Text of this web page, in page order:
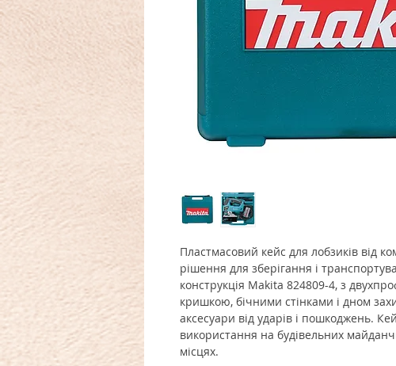
Пластмасовий кейс для лобзиків від
рішення для зберігання і
конструкція Makita 824809-4, з
кришкою, бічними стінками і дном
аксесуари від ударів і пошкоджень.
використання на будівельних
місцях.